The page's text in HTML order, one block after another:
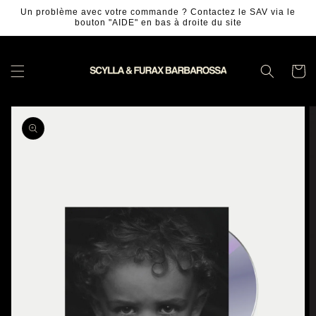
passer
contenu
Un problème avec votre commande ? Contactez le SAV via le
bouton "AIDE" en bas à droite du site
Panier
Passer aux
informations
produits
1